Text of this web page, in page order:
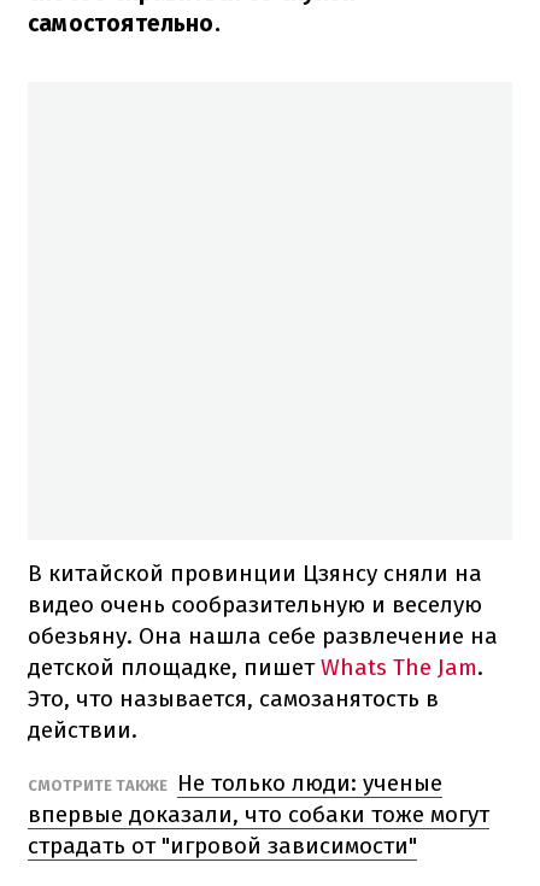
самостоятельно.
В китайской провинции Цзянсу сняли на
видео очень сообразительную и веселую
обезьяну. Она нашла себе развлечение на
детской площадке, пишетWhats The Jam.
Это, что называется, самозанятость в
действии.
СМОТРИТЕ ТАКЖЕ
Не только люди: ученые
впервые доказали, что собаки тоже могут
страдать от "игровой зависимости"